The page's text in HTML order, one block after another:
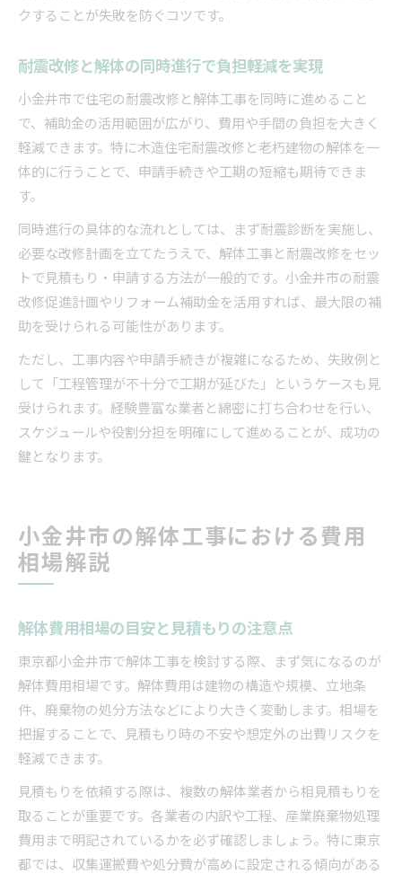
クすることが失敗を防ぐコツです。
耐震改修と解体の同時進行で負担軽減を実現
小金井市で住宅の耐震改修と解体工事を同時に進めること
で、補助金の活用範囲が広がり、費用や手間の負担を大きく
軽減できます。特に木造住宅耐震改修と老朽建物の解体を一
体的に行うことで、申請手続きや工期の短縮も期待できま
す。
同時進行の具体的な流れとしては、まず耐震診断を実施し、
必要な改修計画を立てたうえで、解体工事と耐震改修をセッ
トで見積もり・申請する方法が一般的です。小金井市の耐震
改修促進計画やリフォーム補助金を活用すれば、最大限の補
助を受けられる可能性があります。
ただし、工事内容や申請手続きが複雑になるため、失敗例と
して「工程管理が不十分で工期が延びた」というケースも見
受けられます。経験豊富な業者と綿密に打ち合わせを行い、
スケジュールや役割分担を明確にして進めることが、成功の
鍵となります。
小金井市の解体工事における費用
相場解説
解体費用相場の目安と見積もりの注意点
東京都小金井市で解体工事を検討する際、まず気になるのが
解体費用相場です。解体費用は建物の構造や規模、立地条
件、廃棄物の処分方法などにより大きく変動します。相場を
把握することで、見積もり時の不安や想定外の出費リスクを
軽減できます。
見積もりを依頼する際は、複数の解体業者から相見積もりを
取ることが重要です。各業者の内訳や工程、産業廃棄物処理
費用まで明記されているかを必ず確認しましょう。特に東京
都では、収集運搬費や処分費が高めに設定される傾向がある